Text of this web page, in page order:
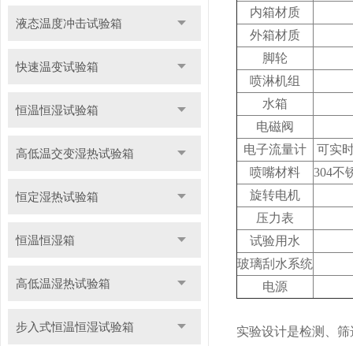
液态温度冲击试验箱
快速温变试验箱
恒温恒湿试验箱
高低温交变湿热试验箱
恒定湿热试验箱
恒温恒湿箱
高低温湿热试验箱
步入式恒温恒湿试验箱
内箱材质
外箱材质
脚轮
喷淋机组
水箱
电磁阀
电子流量计
可实
喷嘴材料
304不
旋转电机
压力表
试验用水
玻璃刮水系统
电源
实验设计是检测、